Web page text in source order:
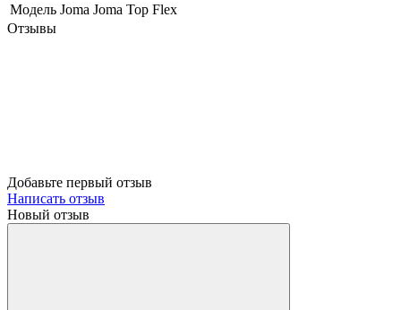
Модель Joma Joma Top Flex
Отзывы
Добавьте первый отзыв
Написать отзыв
Новый отзыв